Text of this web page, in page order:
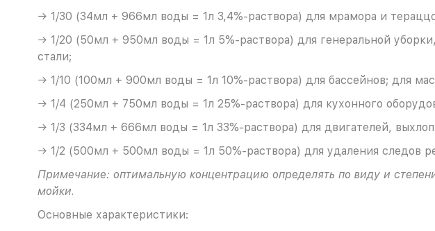
→ 1/30 (34мл + 966мл воды = 1л 3,4%-раствора) для мрамора и
→ 1/20 (50мл + 950мл воды = 1л 5%-раствора) для генеральной
стали;
→ 1/10 (100мл + 900мл воды = 1л 10%-раствора) для бассейнов; для
→ 1/4 (250мл + 750мл воды = 1л 25%-раствора) для кухонного
→ 1/3 (334мл + 666мл воды = 1л 33%-раствора) для двигателей,
→ 1/2 (500мл + 500мл воды = 1л 50%-раствора) для удаления следов
Примечание: оптимальную концентрацию определять по виду и
мойки.
Основные характеристики: